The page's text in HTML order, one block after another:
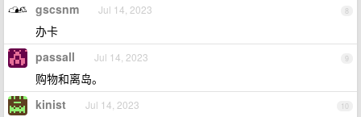
8
gscsnm Jul 14, 2023
办卡
9
passall Jul 14, 2023
购物和离岛。
10
kinist Jul 14, 2023